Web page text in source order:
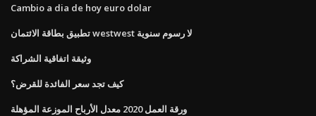
Cambio a dia de hoy euro dolar
تطبيق بطاقة الائتمان westwest لا رسوم سنوية
وثيقة اتفاقية الشراكة
كيف تجد سعر الفائدة للقرض؟
ورقة العمل 2020 معدل الأرباح الموزعة المؤهلة